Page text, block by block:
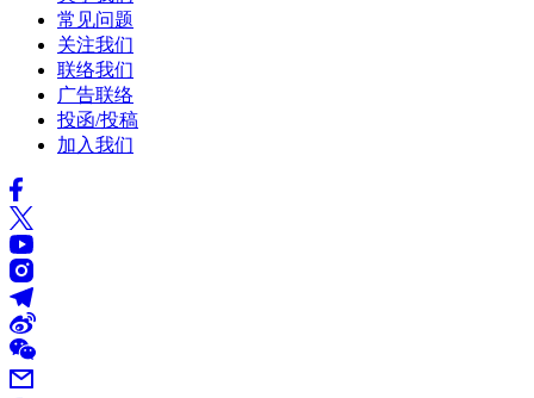
常见问题
关注我们
联络我们
广告联络
投函/投稿
加入我们